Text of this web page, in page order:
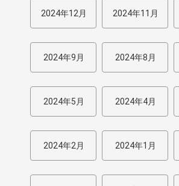
2024年12月 2024年11月
2024年9月 2024年8月
2024年5月 2024年4月
2024年2月 2024年1月